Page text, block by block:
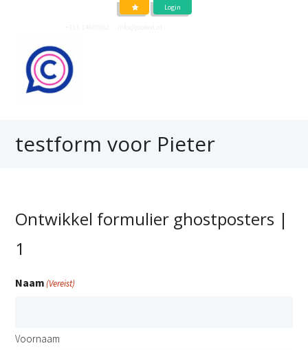
Login
testform voor Pieter
Ontwikkel formulier ghostposters |
1
Naam (Vereist)
Voornaam